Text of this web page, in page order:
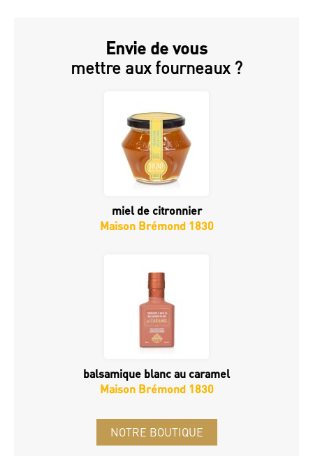
Envie de vous
mettre aux fourneaux ?
miel de citronnier
Maison Brémond 1830
balsamique blanc au caramel
Maison Brémond 1830
NOTRE BOUTIQUE